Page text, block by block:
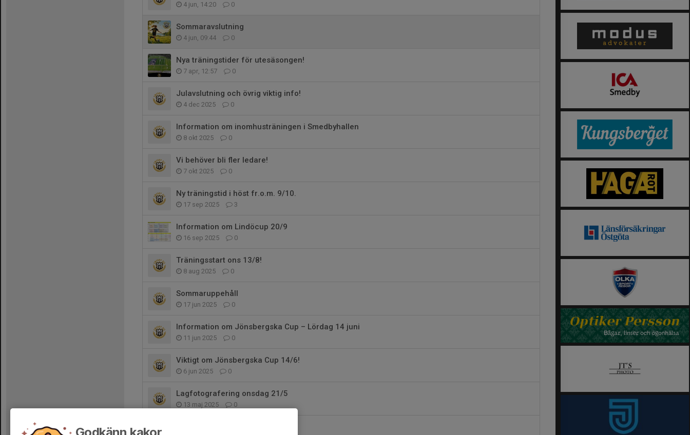
4 jun, 14:20 0
Sommaravslutning
4 jun, 09:44 0
Nya träningstider för utesäsongen!
7 apr, 12:57 0
Julavslutning och övrig viktig info!
4 dec 2025 0
Information om inomhusträningen i Smedbyhallen
8 okt 2025 0
Vi behöver bli fler ledare!
7 okt 2025 0
Ny träningstid i höst fr.o.m. 9/10.
17 sep 2025 3
Information om Lindöcup 20/9
16 sep 2025 0
Träningsstart ons 13/8!
8 aug 2025 0
Sommaruppehåll
17 jun 2025 0
Information om Jönsbergska Cup – Lördag 14 juni
11 jun 2025 0
Viktigt om Jönsbergska Cup 14/6!
6 jun 2025 0
Lagfotografering onsdag 21/5
13 maj 2025 0